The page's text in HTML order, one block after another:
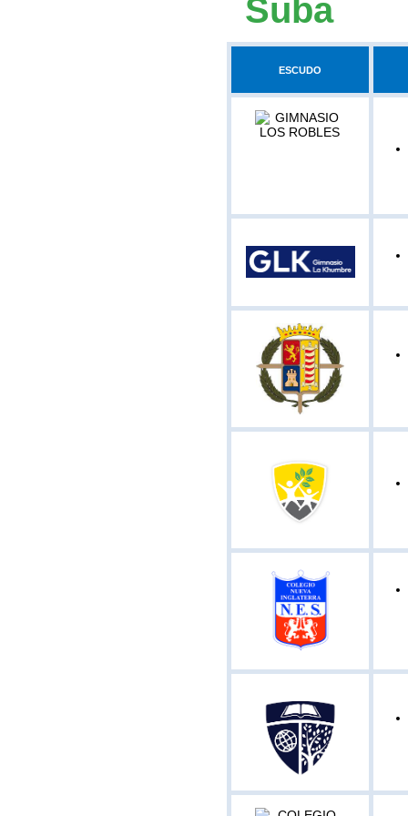
Suba
ESCUDO